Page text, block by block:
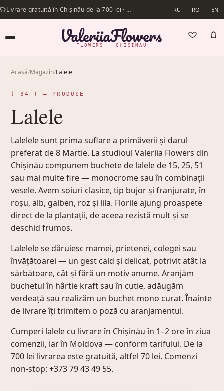
Livrare gratuită în Chișinău de la 700 lei · Livrăm în aceeași zi RU RO EN
FLOWERS · CHIȘINĂU
Acasă/Magazin/Lalele
( 34 ) — PRODUSE
Lalele
Lalelele sunt prima suflare a primăverii și darul
preferat de 8 Martie. La studioul Valeriia Flowers din
Chișinău compunem buchete de lalele de 15, 25, 51
sau mai multe fire — monocrome sau în combinații
vesele. Avem soiuri clasice, tip bujor și franjurate, în
roșu, alb, galben, roz și lila. Florile ajung proaspete
direct de la plantații, de aceea rezistă mult și se
deschid frumos.
Lalelele se dăruiesc mamei, prietenei, colegei sau
învățătoarei — un gest cald și delicat, potrivit atât la
sărbătoare, cât și fără un motiv anume. Aranjăm
buchetul în hârtie kraft sau în cutie, adăugăm
verdeață sau realizăm un buchet mono curat. Înainte
de livrare îți trimitem o poză cu aranjamentul.
Cumperi lalele cu livrare în Chișinău în 1–2 ore în ziua
comenzii, iar în Moldova — conform tarifului. De la
700 lei livrarea este gratuită, altfel 70 lei. Comenzi
non-stop: +373 79 43 49 55.